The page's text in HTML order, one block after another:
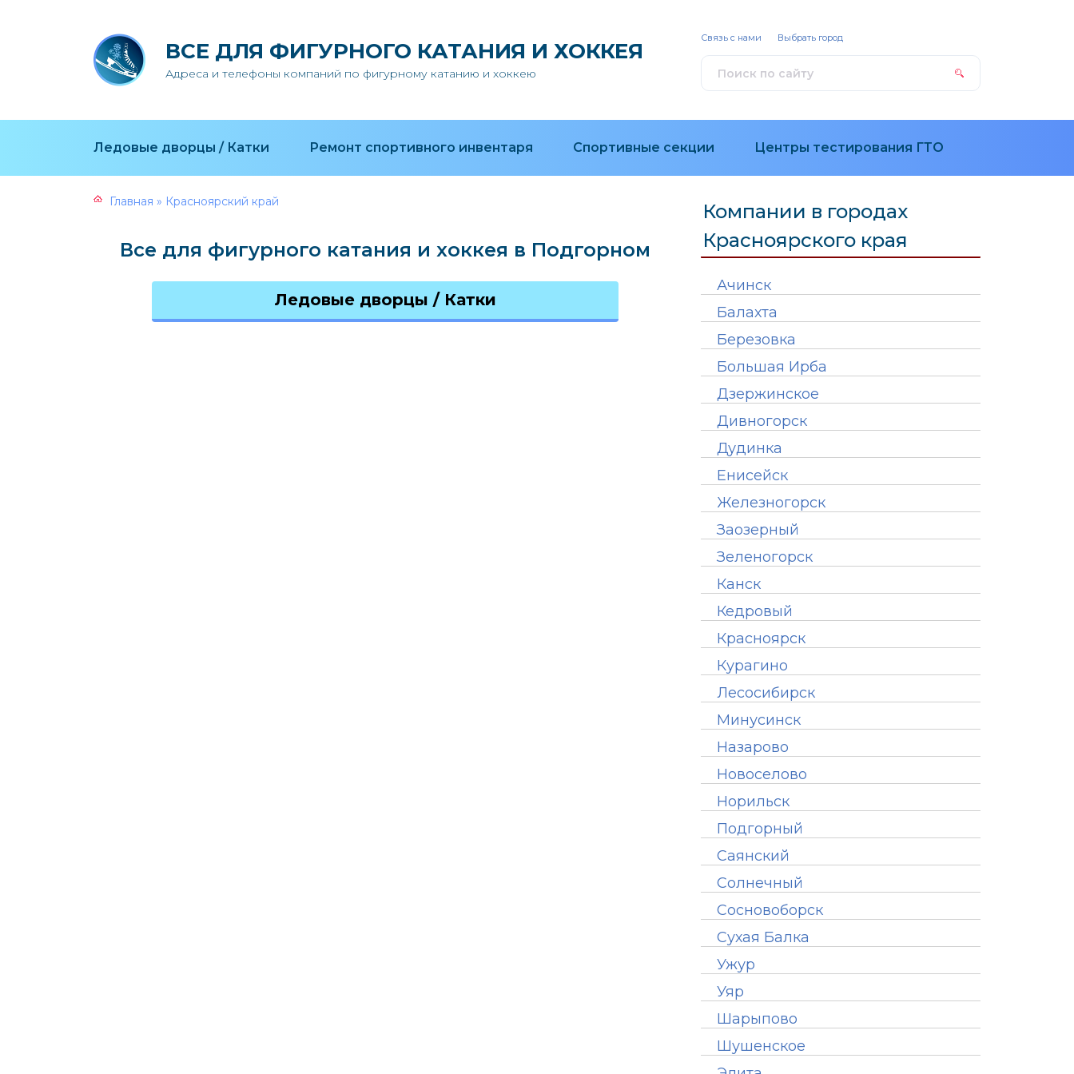
ВСЕ ДЛЯ ФИГУРНОГО КАТАНИЯ И ХОККЕЯ
Адреса и телефоны компаний по фигурному катанию и хоккею
Ледовые дворцы / Катки Ремонт спортивного инвентаря Спортивные секции Центры тестирования ГТО
Связь с нами Выбрать город
Главная » Красноярский край
Все для фигурного катания и хоккея в Подгорном
Ледовые дворцы / Катки
Компании в городах
Красноярского края
Ачинск
Балахта
Березовка
Большая Ирба
Дзержинское
Дивногорск
Дудинка
Енисейск
Железногорск
Заозерный
Зеленогорск
Канск
Кедровый
Красноярск
Курагино
Лесосибирск
Минусинск
Назарово
Новоселово
Норильск
Подгорный
Саянский
Солнечный
Сосновоборск
Сухая Балка
Ужур
Уяр
Шарыпово
Шушенское